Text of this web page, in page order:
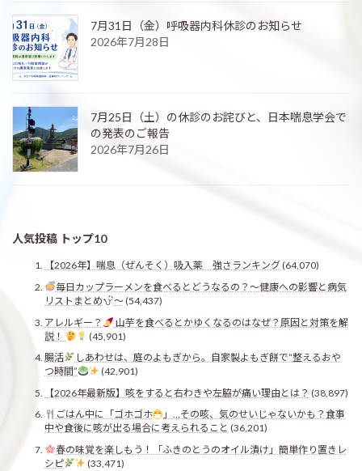
7月31日（金）呼吸器内科休診のお知らせ
2026年7月28日
7月25日（土）の休診のお詫びと、日本喘息学会で
の発表のご報告
2026年7月26日
人気投稿 トップ10
【2026年】喘息（ぜんそく）吸入薬 強さランキング(64,070)
毎日カップラーメンを食べるとどうなるの？〜健康への影響と病気
リストまとめ
〜(54,437)
アレルギー？
山芋を食べるとかゆくなるのはなぜ？原因と対策を解
説！
(45,901)
腸活
しあわせは、庭のよもぎから。自家製よもぎ餅で“整えるおや
つ時間”
(42,901)
【2026年最新版】咳をすると右わきや左脇が痛い理由とは？ (38,897)
ごはん中に「ゴホゴホ
」…その咳、気のせいじゃないかも？食事
中や食後に咳が出る場合に考えられること (36,201)
春の味覚を楽しもう！「ふきのとうのオイル漬け」簡単作り置きレ
シピ
(33,471)